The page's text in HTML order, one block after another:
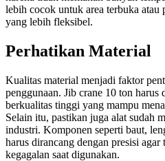
lebih cocok untuk area terbuka
yang lebih fleksibel.
Perhatikan Material
Kualitas material menjadi faktor
penggunaan. Jib crane 10 ton harus
berkualitas tinggi yang mampu
Selain itu, pastikan juga alat sudah
industri. Komponen seperti baut,
harus dirancang dengan presisi
kegagalan saat digunakan.